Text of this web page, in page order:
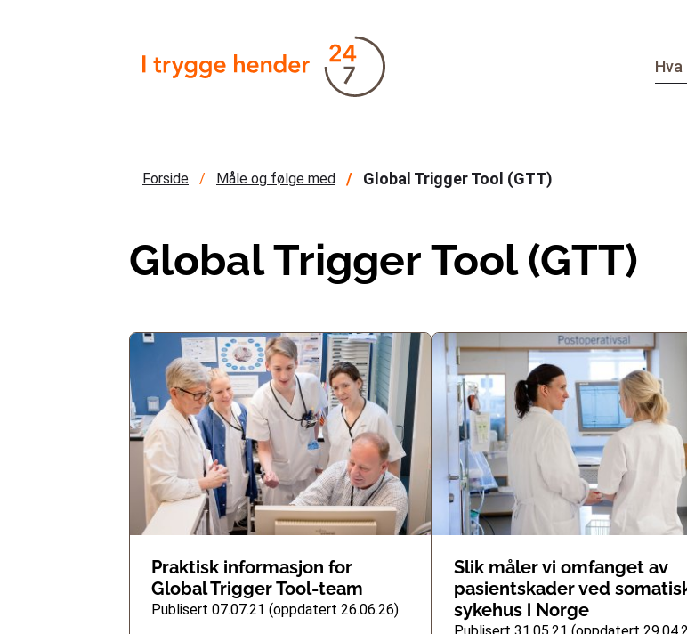
Forside Måle og følge med Global Trigger Tool (GTT)
Global Trigger Tool (GTT)
Praktisk informasjon for
Global Trigger Tool-team
Publisert 07.07.21 (oppdatert 26.06.26)
Slik måler vi omfanget av
pasientskader ved
sykehus i Norge
Publisert 31.05.21 (oppdatert